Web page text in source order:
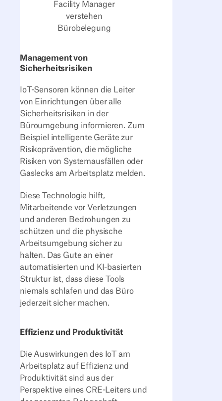
Facility Manager
verstehen
Bürobelegung
Management von
Sicherheitsrisiken
IoT-Sensoren können die Leiter
von Einrichtungen über alle
Sicherheitsrisiken in der
Büroumgebung informieren. Zum
Beispiel intelligente Geräte zur
Risikoprävention, die mögliche
Risiken von Systemausfällen oder
Gaslecks am Arbeitsplatz melden.
Diese Technologie hilft,
Mitarbeitende vor Verletzungen
und anderen Bedrohungen zu
schützen und die physische
Arbeitsumgebung sicher zu
halten. Das Gute an einer
automatisierten und KI-basierten
Struktur ist, dass diese Tools
niemals schlafen und das Büro
jederzeit sicher machen.
Effizienz und Produktivität
Die Auswirkungen des IoT am
Arbeitsplatz auf Effizienz und
Produktivität sind aus der
Perspektive eines CRE-Leiters und